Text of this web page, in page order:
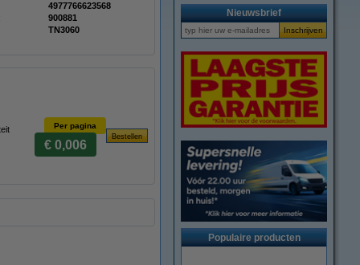
4977766623568
900881
TN3060
Per pagina
€ 0,006
Nieuwsbrief
Populaire producten